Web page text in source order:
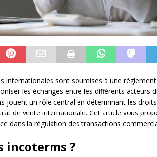
internationales sont soumises à une
les échanges entre les différents acteurs
jouent un rôle central en déterminant les
de vente internationale. Cet article vous
dans la régulation des transactions
incoterms ?